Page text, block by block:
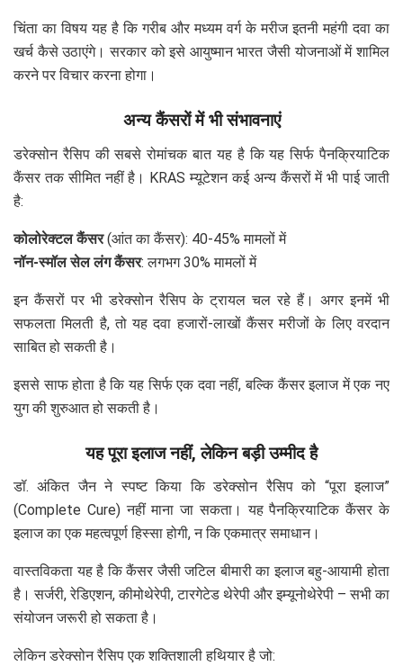
चिंता का विषय यह है कि गरीब और मध्यम वर्ग के मरीज इतनी महंगी दवा का
खर्च कैसे उठाएंगे। सरकार को इसे आयुष्मान भारत जैसी योजनाओं में शामिल
करने पर विचार करना होगा।
अन्य कैंसरों में भी संभावनाएं
डरेक्सोन रैसिप की सबसे रोमांचक बात यह है कि यह सिर्फ पैनक्रियाटिक
कैंसर तक सीमित नहीं है। KRAS म्यूटेशन कई अन्य कैंसरों में भी पाई जाती
है:
कोलोरेक्टल कैंसर(आंत का कैंसर): 40-45% मामलों में
नॉन-स्मॉल सेल लंग कैंसर: लगभग 30% मामलों में
इन कैंसरों पर भी डरेक्सोन रैसिप के ट्रायल चल रहे हैं। अगर इनमें भी
सफलता मिलती है, तो यह दवा हजारों-लाखों कैंसर मरीजों के लिए वरदान
साबित हो सकती है।
इससे साफ होता है कि यह सिर्फ एक दवा नहीं, बल्कि कैंसर इलाज में एक नए
युग की शुरुआत हो सकती है।
यह पूरा इलाज नहीं, लेकिन बड़ी उम्मीद है
डॉ. अंकित जैन ने स्पष्ट किया कि डरेक्सोन रैसिप को “पूरा इलाज”
(Complete Cure) नहीं माना जा सकता। यह पैनक्रियाटिक कैंसर के
इलाज का एक महत्वपूर्ण हिस्सा होगी, न कि एकमात्र समाधान।
वास्तविकता यह है कि कैंसर जैसी जटिल बीमारी का इलाज बहु-आयामी होता
है। सर्जरी, रेडिएशन, कीमोथेरेपी, टारगेटेड थेरेपी और इम्यूनोथेरेपी – सभी का
संयोजन जरूरी हो सकता है।
लेकिन डरेक्सोन रैसिप एक शक्तिशाली हथियार है जो: